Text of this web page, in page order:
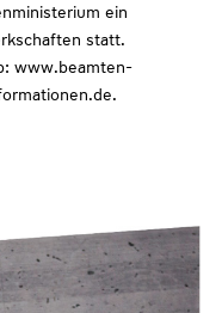
ein
statt.
www.beamten-